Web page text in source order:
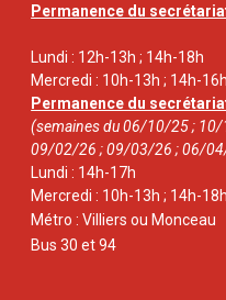
Permanence du
Lundi : 12h-13h ; 14h-18h
Mercredi : 10h-13h ; 14h-16h
Permanence du
(semaines du 06/10/25 ;
09/02/26 ; 09/03/26 ; 06/
Lundi : 14h-17h
Mercredi : 10h-13h ; 14h-18h
Métro : Villiers ou Monceau
Bus 30 et 94